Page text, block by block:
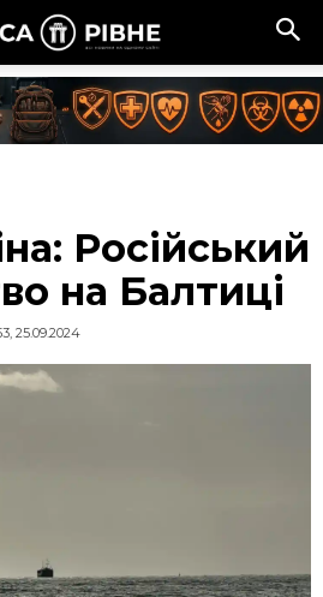
Російський
на Балтиці
25.09.2024